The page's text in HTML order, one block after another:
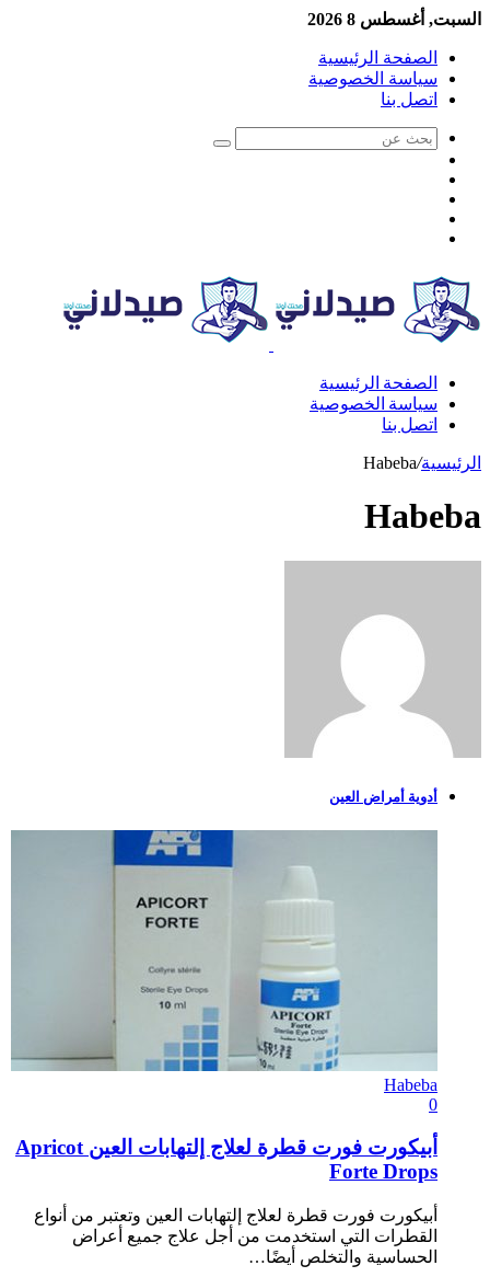
السبت, أغسطس 8 2026
الصفحة الرئيسية
سياسة الخصوصية
اتصل بنا
الصفحة الرئيسية
سياسة الخصوصية
اتصل بنا
الرئيسية/
Habeba
Habeba
أدوية أمراض العين
Habeba
0
أبيكورت فورت قطرة لعلاج إلتهابات العين Apricot
Forte Drops
أبيكورت فورت قطرة لعلاج إلتهابات العين وتعتبر من أنواع
القطرات التي استخدمت من أجل علاج جميع أعراض
الحساسية والتخلص أيضًا…